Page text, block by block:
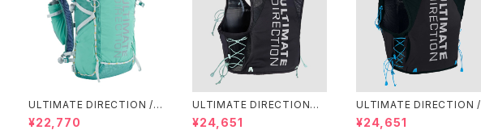
ULTIMATE DIRECTION /
アルティメット ディレクション
¥22,770
ULTIMATE DIRECTIONア
ルディメット ディレクション/ X
¥24,651
ULTIMATE DIRECTION /
アルティメット ディレクション
¥24,651